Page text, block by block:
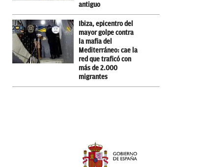
antiguo
Ibiza, epicentro del
mayor golpe contra
la mafia del
Mediterráneo: cae la
red que traficó con
más de 2.000
migrantes